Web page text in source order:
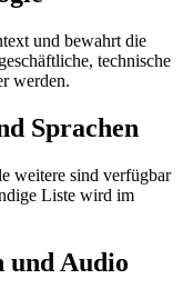
und bewahrt die
technische
werden.
Sprachen
weitere sind verfügbar
Liste wird im
und Audio